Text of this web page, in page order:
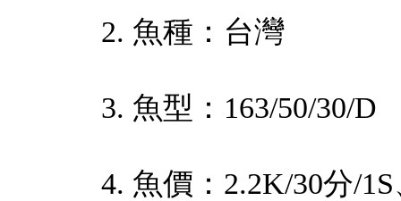
2. 魚種：台灣
3. 魚型：163/50/30/D
4. 魚價：2.2K/30分/